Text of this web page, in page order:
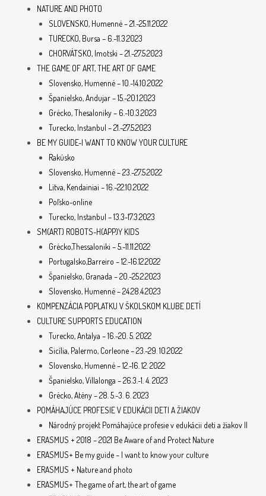
NATURE AND PHOTO
SLOVENSKO, Humenné – 21.-25.11.2022
TURECKO, Bursa – 6.-11.3.2023
CHORVÁTSKO, Imotski – 21.-27.5.2023
THE GAME OF ART, THE ART OF GAME
Slovensko, Humenné – 10.-14.10.2022
Španielsko, Andujar – 15.-20.1.2023
Grécko, Thesaloniky – 6.-10.3.2023
Turecko, Instanbul – 21.-27.5.2023
BE MY GUIDE-I WANT TO KNOW YOUR CULTURE
Rakúsko
Slovensko, Humenné – 23.-27.5.2022
Litva, Kendainiai – 16.-22.10.2022
Poľsko-online
Turecko, Instanbul – 13.3-17.3.2023
SM(ART) ROBOTS-H(APP)Y KIDS
Grécko,Thessaloniki – 5.-11.11.2022
Portugalsko,Barreiro – 12.-16.12.2022
Španielsko, Granada – 20.-25.2.2023
Slovensko, Humenné – 24.28.4.2023
KOMPENZÁCIA POPLATKU V ŠKOLSKOM KLUBE DETÍ
CULTURE SUPPORTS EDUCATION
Turecko, Antalya – 16.-20. 5. 2022
Sicília, Palermo, Corleone – 23.-29. 10.2022
Slovensko, Humenné – 12.-16. 12. 2022
Španielsko, Villalonga – 26.3.-1. 4. 2023
Grécko, Atény – 28. 5.-3. 6. 2023
POMÁHAJÚCE PROFESIE V EDUKÁCII DETI A ŽIAKOV
Národný projekt Pomáhajúce profesie v edukácii deti a žiakov II
ERASMUS + 2018 – 2021 Be Aware of and Protect Nature
ERASMUS+ Be my guide – I want to know your culture
ERASMUS + Nature and photo
ERASMUS+ The game of art, the art of game